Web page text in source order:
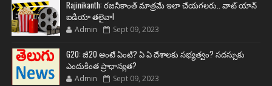
Rajinikanth: రజనీకాంత్ మాత్రమే ఇలా చేయగలరు.. వాట్ యాన్
ఐడియా తలైవా!
Admin Sept 09, 2023
G20: జీ20 అంటే ఏంటి? ఏ ఏ దేశాలకు సభ్యత్వం? సదస్సుకు
ఎందుకింత ప్రాధాన్యత?
Admin Sept 09, 2023